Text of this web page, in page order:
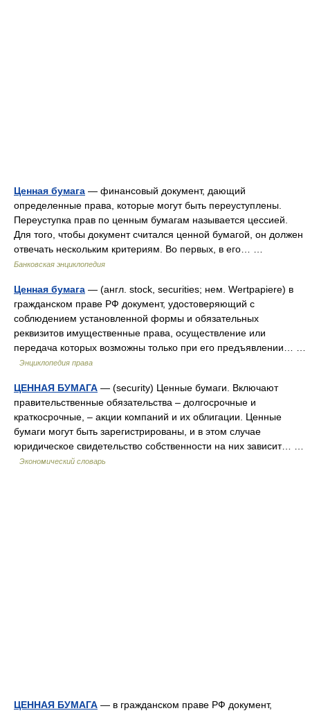
Ценная бумага — финансовый документ, дающий
определенные права, которые могут быть переуступлены.
Переуступка прав по ценным бумагам называется цессией.
Для того, чтобы документ считался ценной бумагой, он должен
отвечать нескольким критериям. Во первых, в его… …
Банковская энциклопедия
Ценная бумага — (англ. stock, securities; нем. Wertpapiere) в
гражданском праве РФ документ, удостоверяющий с
соблюдением установленной формы и обязательных
реквизитов имущественные права, осуществление или
передача которых возможны только при его предъявлении… …
Энциклопедия права
ЦЕННАЯ БУМАГА — (security) Ценные бумаги. Включают
правительственные обязательства – долгосрочные и
краткосрочные, – акции компаний и их облигации. Ценные
бумаги могут быть зарегистрированы, и в этом случае
юридическое свидетельство собственности на них зависит… …
Экономический словарь
ЦЕННАЯ БУМАГА — в гражданском праве РФ документ,